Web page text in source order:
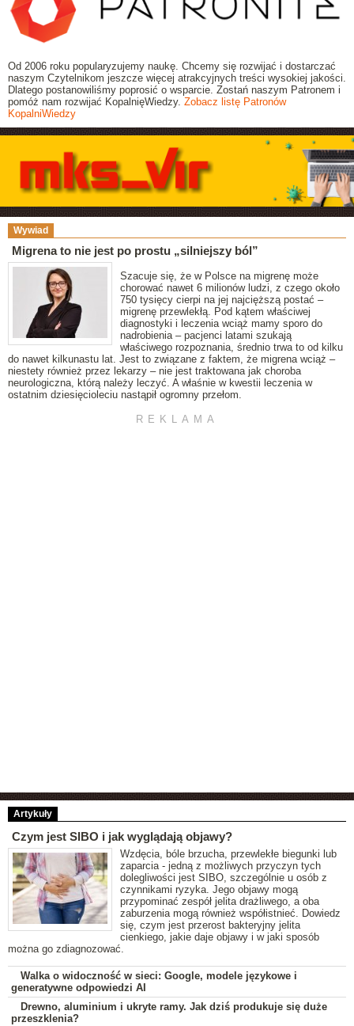
Od 2006 roku popularyzujemy naukę. Chcemy się rozwijać i dostarczać
naszym Czytelnikom jeszcze więcej atrakcyjnych treści wysokiej jakości.
Dlatego postanowiliśmy poprosić o wsparcie. Zostań naszym Patronem i
pomóż nam rozwijać KopalnięWiedzy. Zobacz listę Patronów
KopalniWiedzy
Wywiad
Migrena to nie jest po prostu „silniejszy ból”
Szacuje się, że w Polsce na migrenę może
chorować nawet 6 milionów ludzi, z czego około
750 tysięcy cierpi na jej najcięższą postać –
migrenę przewlekłą. Pod kątem właściwej
diagnostyki i leczenia wciąż mamy sporo do
nadrobienia – pacjenci latami szukają
właściwego rozpoznania, średnio trwa to od kilku
do nawet kilkunastu lat. Jest to związane z faktem, że migrena wciąż –
niestety również przez lekarzy – nie jest traktowana jak choroba
neurologiczna, którą należy leczyć. A właśnie w kwestii leczenia w
ostatnim dziesięcioleciu nastąpił ogromny przełom.
REKLAMA
Artykuły
Czym jest SIBO i jak wyglądają objawy?
Wzdęcia, bóle brzucha, przewlekłe biegunki lub
zaparcia - jedną z możliwych przyczyn tych
dolegliwości jest SIBO, szczególnie u osób z
czynnikami ryzyka. Jego objawy mogą
przypominać zespół jelita drażliwego, a oba
zaburzenia mogą również współistnieć. Dowiedz
się, czym jest przerost bakteryjny jelita
cienkiego, jakie daje objawy i w jaki sposób
można go zdiagnozować.
Walka o widoczność w sieci: Google, modele językowe i
generatywne odpowiedzi AI
Drewno, aluminium i ukryte ramy. Jak dziś produkuje się duże
przeszklenia?